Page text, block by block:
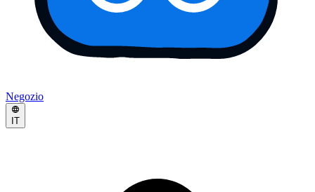
Negozio
IT